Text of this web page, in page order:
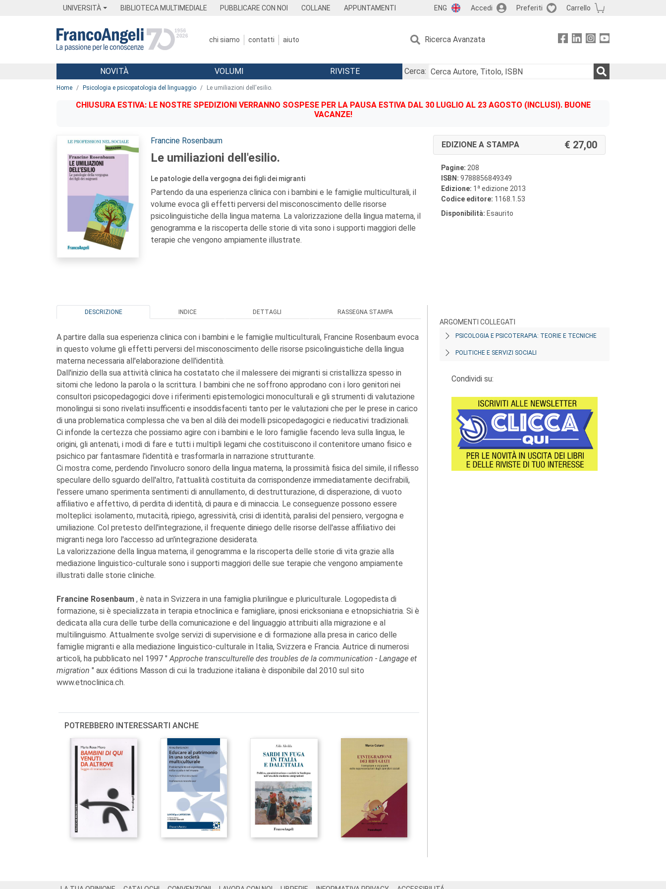
UNIVERSITÀ BIBLIOTECA MULTIMEDIALE PUBBLICARE CON NOI COLLANE APPUNTAMENTI ENG Accedi Preferiti Carrello
chi siamo contatti aiuto Ricerca Avanzata
Menu
NOVITÀ VOLUMI RIVISTE
Cerca:
Home Psicologia e psicopatologia del linguaggio Le umiliazioni dell'esilio.
CHIUSURA ESTIVA: LE NOSTRE SPEDIZIONI VERRANNO SOSPESE PER LA PAUSA ESTIVA DAL 30 LUGLIO AL 23 AGOSTO (INCLUSI). BUONE
VACANZE!
Autori:
Francine Rosenbaum
Le umiliazioni dell'esilio.
Le patologie della vergogna dei figli dei migranti
Partendo da una esperienza clinica con i bambini e le famiglie multiculturali, il
volume evoca gli effetti perversi del misconoscimento delle risorse
psicolinguistiche della lingua materna. La valorizzazione della lingua materna, il
genogramma e la riscoperta delle storie di vita sono i supporti maggiori delle
terapie che vengono ampiamente illustrate.
EDIZIONE A STAMPA 27,00
Pagine: 208
ISBN: 9788856849349
Edizione: 1 a edizione 2013
Codice editore: 1168.1.53
Disponibilità: Esaurito
DESCRIZIONE INDICE DETTAGLI RASSEGNA STAMPA
A partire dalla sua esperienza clinica con i bambini e le famiglie multiculturali, Francine Rosenbaum evoca
in questo volume gli effetti perversi del misconoscimento delle risorse psicolinguistiche della lingua
materna necessaria all'elaborazione dell'identità.
Dall'inizio della sua attività clinica ha costatato che il malessere dei migranti si cristallizza spesso in
sitomi che ledono la parola o la scrittura. I bambini che ne soffrono approdano con i loro genitori nei
consultori psicopedagogici dove i riferimenti epistemologici monoculturali e gli strumenti di valutazione
monolingui si sono rivelati insufficenti e insoddisfacenti tanto per le valutazioni che per le prese in carico
di una problematica complessa che va ben al dilà dei modelli psicopedagogici e rieducativi tradizionali.
Ci infonde la certezza che possiamo agire con i bambini e le loro famiglie facendo leva sulla lingua, le
origini, gli antenati, i modi di fare e tutti i multipli legami che costituiscono il contenitore umano fisico e
psichico par fantasmare l'identità e trasformarla in narrazione strutturante.
Ci mostra come, perdendo l'involucro sonoro della lingua materna, la prossimità fisica del simile, il riflesso
speculare dello sguardo dell'altro, l'attualità costituita da corrispondenze immediatamente decifrabili,
l'essere umano sperimenta sentimenti di annullamento, di destrutturazione, di disperazione, di vuoto
affiliativo e affettivo, di perdita di identità, di paura e di minaccia. Le conseguenze possono essere
molteplici: isolamento, mutacità, ripiego, agressività, crisi di identità, paralisi del pensiero, vergogna e
umiliazione. Col pretesto dell'integrazione, il frequente diniego delle risorse dell'asse affiliativo dei
migranti nega loro l'accesso ad un'integrazione desiderata.
La valorizzazione della lingua materna, il genogramma e la riscoperta delle storie di vita grazie alla
mediazione linguistico-culturale sono i supporti maggiori delle sue terapie che vengono ampiamente
illustrati dalle storie cliniche.
Francine Rosenbaum , è nata in Svizzera in una famiglia plurilingue e pluriculturale. Logopedista di
formazione, si è specializzata in terapia etnoclinica e famigliare, ipnosi ericksoniana e etnopsichiatria. Si è
dedicata alla cura delle turbe della comunicazione e del linguaggio attribuiti alla migrazione e al
multilinguismo. Attualmente svolge servizi di supervisione e di formazione alla presa in carico delle
famiglie migranti e alla mediazione linguistico-culturale in Italia, Svizzera e Francia. Autrice di numerosi
articoli, ha pubblicato nel 1997 " Approche transculturelle des troubles de la communication - Langage et
migration " aux éditions Masson di cui la traduzione italiana è disponibile dal 2010 sul sito
www.etnoclinica.ch.
POTREBBERO INTERESSARTI ANCHE
ARGOMENTI COLLEGATI
PSICOLOGIA E PSICOTERAPIA: TEORIE E TECNICHE
POLITICHE E SERVIZI SOCIALI
Condividi su: